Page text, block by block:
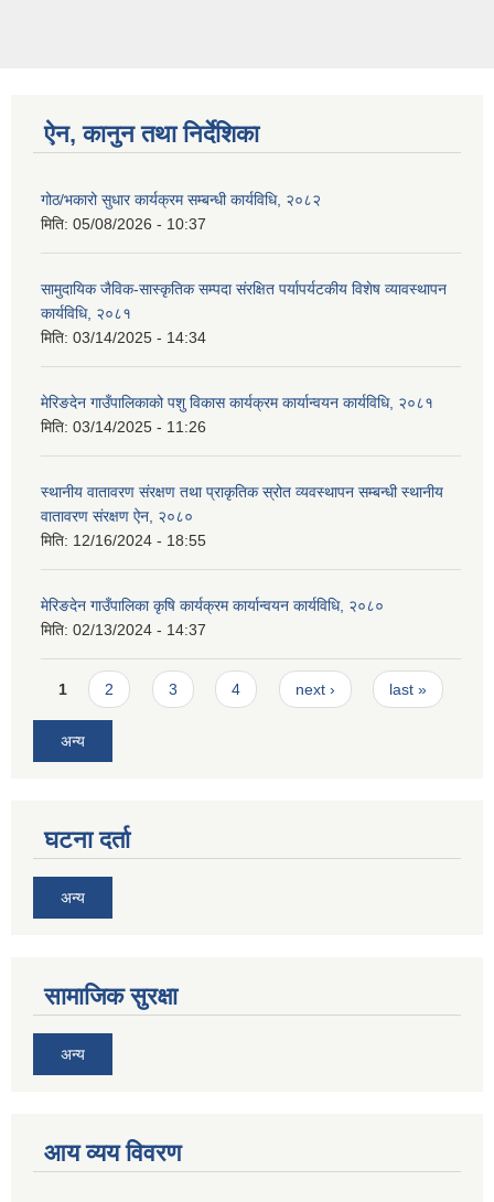
ऐन, कानुन तथा निर्देशिका
गोठ/भकारो सुधार कार्यक्रम सम्बन्धी कार्यविधि, २०८२
मिति: 05/08/2026 - 10:37
सामुदायिक जैविक-सास्कृतिक सम्पदा संरक्षित पर्यापर्यटकीय विशेष व्यावस्थापन
कार्यविधि, २०८१
मिति: 03/14/2025 - 14:34
मेरिङदेन गाउँपालिकाको पशु विकास कार्यक्रम कार्यान्वयन कार्यविधि, २०८१
मिति: 03/14/2025 - 11:26
स्थानीय वातावरण संरक्षण तथा प्राकृतिक स्रोत व्यवस्थापन सम्बन्धी स्थानीय
वातावरण संरक्षण ऐन, २०८०
मिति: 12/16/2024 - 18:55
मेरिङदेन गाउँपालिका कृषि कार्यक्रम कार्यान्वयन कार्यविधि, २०८०
मिति: 02/13/2024 - 14:37
Pages
1 2 3 4 next › last »
अन्य
घटना दर्ता
अन्य
सामाजिक सुरक्षा
अन्य
आय व्यय विवरण